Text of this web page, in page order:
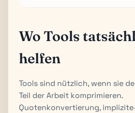
Wo Tools
helfen
Tools sind nützlich, wenn sie
Teil der Arbeit komprimieren.
Quotenkonvertierung,